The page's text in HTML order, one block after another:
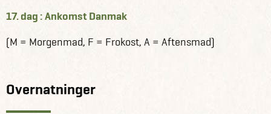
17. dag : Ankomst Danmak
(M = Morgenmad, F = Frokost, A = Aftensmad)
Overnatninger